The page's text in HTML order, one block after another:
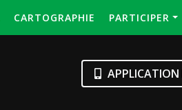
CARTOGRAPHIE PARTICIPER
APPLICATION